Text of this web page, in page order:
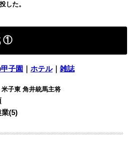
した。
①
子園 ｜ホテル｜雑誌
子東 角井統馬主将
業(5)